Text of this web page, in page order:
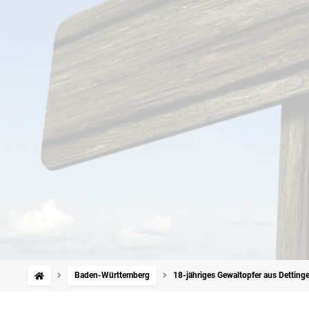
Baden-Württemberg 18-jähriges Gewaltopfer aus